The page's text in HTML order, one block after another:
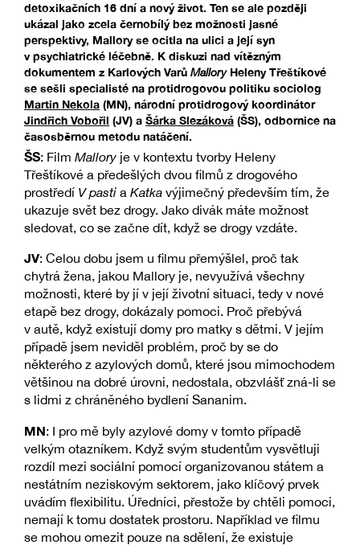
detoxikačních 16 dní a nový život. Ten se ale později
ukázal jako zcela černobílý bez možnosti jasné
perspektivy, Mallory se ocitla na ulici a její syn
v psychiatrické léčebně. K diskuzi nad vítězným
dokumentem z Karlových Varů MalloryHeleny Třeštíkové
se sešli specialisté na protidrogovou politiku sociolog
Martin Nekola (MN), národní protidrogový koordinátor
Jindřich Vobořil (JV) a Šárka Slezáková (ŠS), odbornice na
časosběrnou metodu natáčení.
ŠS: Film Mallory je v kontextu tvorby Heleny
Třeštíkové a předešlých dvou filmů z drogového
prostředí V pasti a Katka výjimečný především tím, že
ukazuje svět bez drogy. Jako divák máte možnost
sledovat, co se začne dít, když se drogy vzdáte.
JV: Celou dobu jsem u filmu přemýšlel, proč tak
chytrá žena, jakou Mallory je, nevyužívá všechny
možnosti, které by jí v její životní situaci, tedy v nové
etapě bez drogy, dokázaly pomoci. Proč přebývá
v autě, když existují domy pro matky s dětmi. V jejím
případě jsem neviděl problém, proč by se do
některého z azylových domů, které jsou mimochodem
většinou na dobré úrovni, nedostala, obzvlášť zná-li se
s lidmi z chráněného bydlení Sananim.
MN: I pro mě byly azylové domy v tomto případě
velkým otazníkem. Když svým studentům vysvětluji
rozdíl mezi sociální pomocí organizovanou státem a
nestátním neziskovým sektorem, jako klíčový prvek
uvádím flexibilitu. Úředníci, přestože by chtěli pomoci,
nemají k tomu dostatek prostoru. Například ve filmu
se mohou omezit pouze na sdělení, že existuje